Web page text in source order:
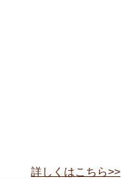
詳しくはこちら>>